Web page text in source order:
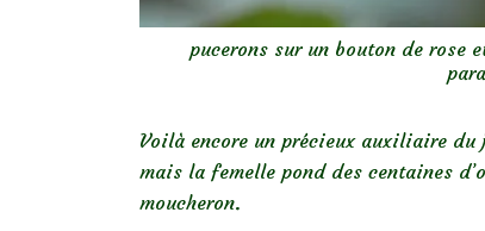
pucerons sur un bouton de rose
Voilà encore un précieux auxiliaire
mais la femelle pond des centaines
moucheron.